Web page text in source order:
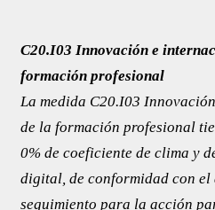
C20.I03 Innovación e
formación profesional
La medida C20.I03
de la formación profesional
0% de coeficiente de clima y
digital, de conformidad con el
seguimiento para la acción